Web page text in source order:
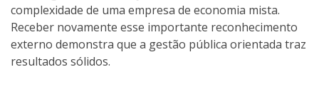
complexidade de uma empresa de economia mista.
Receber novamente esse importante reconhecimento
externo demonstra que a gestão pública orientada traz
resultados sólidos.